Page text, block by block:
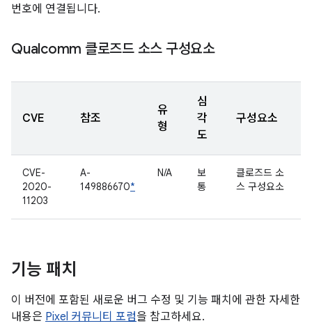
번호에 연결됩니다.
Qualcomm 클로즈드 소스 구성요소
CVE 참조
유
형
심
각
도
구성요소
CVE-
2020-
11203
A-
149886670*
N/A
보
통
클로즈드 소
스 구성요소
기능 패치
이 버전에 포함된 새로운 버그 수정 및 기능 패치에 관한 자세한
내용은 Pixel 커뮤니티 포럼을 참고하세요.